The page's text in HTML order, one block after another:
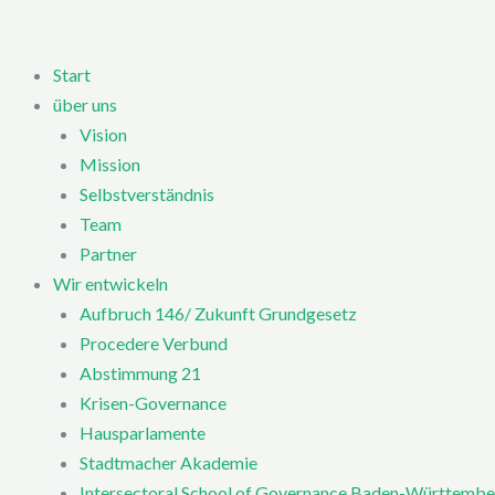
springenStart
über uns
Vision
Mission
Selbstverständnis
Team
Partner
Wir entwickeln
Aufbruch 146/ Zukunft Grundgesetz
Procedere Verbund
Abstimmung 21
Krisen-Governance
Hausparlamente
Stadtmacher Akademie